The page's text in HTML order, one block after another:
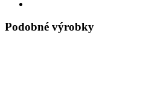
Podobné výrobky